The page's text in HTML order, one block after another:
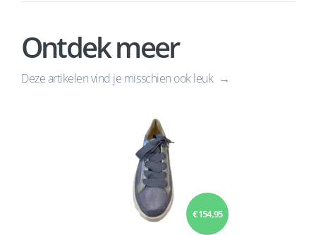
€ 154,95
Ontdek meer
Deze artikelen vind je misschien ook leuk